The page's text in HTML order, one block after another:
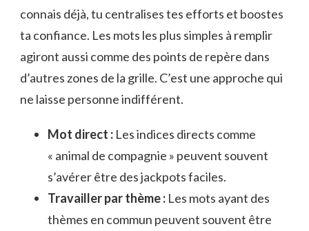
connais déjà, tu centralises tes efforts et boostes
ta confiance. Les mots les plus simples à remplir
agiront aussi comme des points de repère dans
d’autres zones de la grille. C’est une approche qui
ne laisse personne indifférent.
Mot direct : Les indices directs comme
« animal de compagnie » peuvent souvent
s’avérer être des jackpots faciles.
Travailler par thème : Les mots ayant des
thèmes en commun peuvent souvent être